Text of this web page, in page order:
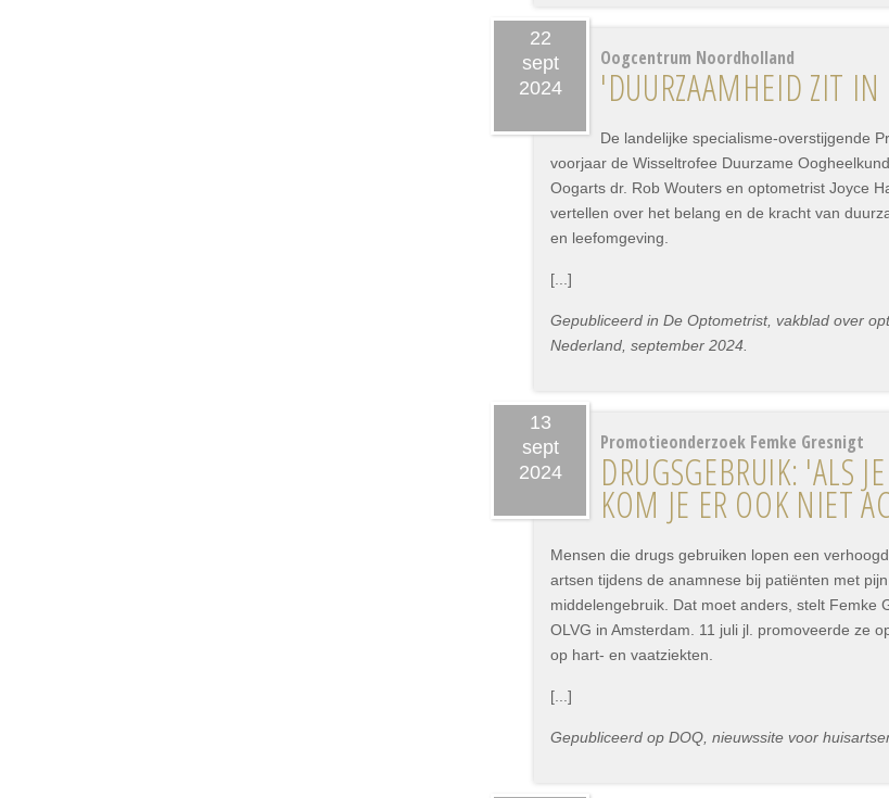
22
sept
2024
Oogcentrum Noordholland
'DUURZAAMHEID ZIT
De landelijke specialisme-overstijgende
voorjaar de Wisseltrofee Duurzame
Oogarts dr. Rob Wouters en optometrist Joyce
vertellen over het belang en de kracht van
en leefomgeving.
[...]
Gepubliceerd in De Optometrist, vakblad over
Nederland, september 2024.
13
sept
2024
Promotieonderzoek Femke Gresnigt
DRUGSGEBRUIK: 'ALS
KOM JE ER OOK NIET
Mensen die drugs gebruiken lopen een
artsen tijdens de anamnese bij patiënten met
middelengebruik. Dat moet anders, stelt Femke
OLVG in Amsterdam. 11 juli jl. promoveerde ze
op hart- en vaatziekten.
[...]
Gepubliceerd op DOQ, nieuwssite voor